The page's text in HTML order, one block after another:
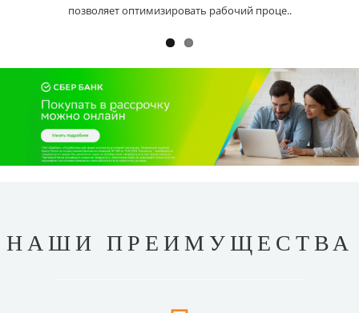
позволяет оптимизировать рабочий проце..
НАШИ ПРЕИМУЩЕСТВА